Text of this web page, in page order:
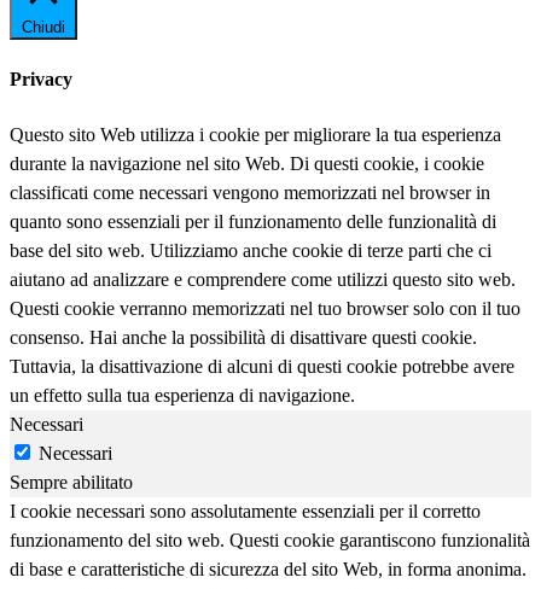
Chiudi
Privacy
Questo sito Web utilizza i cookie per migliorare la tua esperienza
durante la navigazione nel sito Web. Di questi cookie, i cookie
classificati come necessari vengono memorizzati nel browser in
quanto sono essenziali per il funzionamento delle funzionalità di
base del sito web. Utilizziamo anche cookie di terze parti che ci
aiutano ad analizzare e comprendere come utilizzi questo sito web.
Questi cookie verranno memorizzati nel tuo browser solo con il tuo
consenso. Hai anche la possibilità di disattivare questi cookie.
Tuttavia, la disattivazione di alcuni di questi cookie potrebbe avere
un effetto sulla tua esperienza di navigazione.
Necessari
Necessari
Sempre abilitato
I cookie necessari sono assolutamente essenziali per il corretto
funzionamento del sito web. Questi cookie garantiscono funzionalità
di base e caratteristiche di sicurezza del sito Web, in forma anonima.